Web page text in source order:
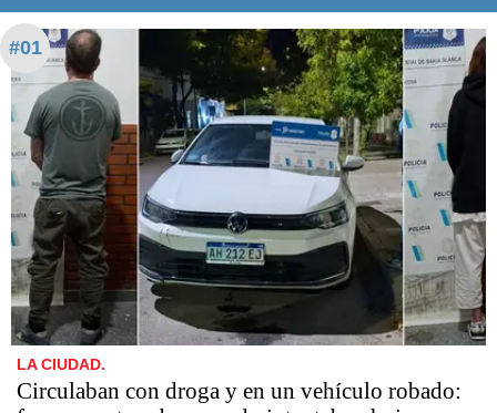
#01
LA CIUDAD.
Circulaban con droga y en un vehículo robado: